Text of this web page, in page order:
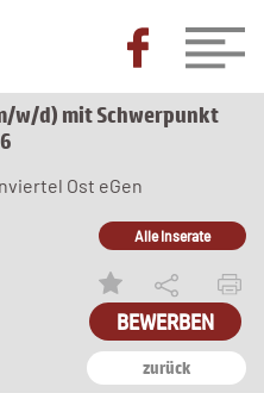
w/d) mit Schwerpunkt
zurück
Ost eGen
Alle Inserate